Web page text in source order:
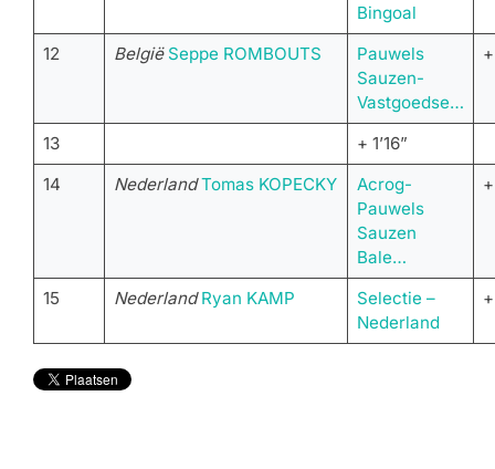
Bingoal
12
België Seppe ROMBOUTS
Pauwels
Sauzen-
Vastgoedse…
13
+ 1’16”
14
Nederland Tomas KOPECKY
Acrog-
Pauwels
Sauzen
Bale…
15 Nederland Ryan KAMP
Selectie –
Nederland